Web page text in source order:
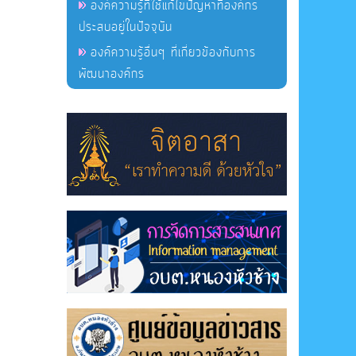
องค์ความรู้ที่ใช้แก้ไขปัญหาที่องค์กร
ประสบอยู่ในปัจจุบัน
องค์ความรู้อื่นๆ ที่เกี่ยวข้องกับการ
พัฒนาองค์กร